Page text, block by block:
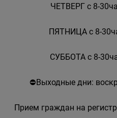
ЧЕТВЕРГ с 8-
ПЯТНИЦА с 8-
СУББОТА с 8-
⛔Выходные дни:
Прием граждан на